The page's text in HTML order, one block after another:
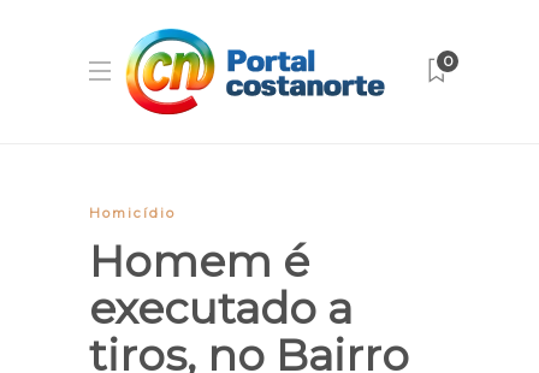
0
Homicídio
Homem é
executado a
tiros, no Bairro